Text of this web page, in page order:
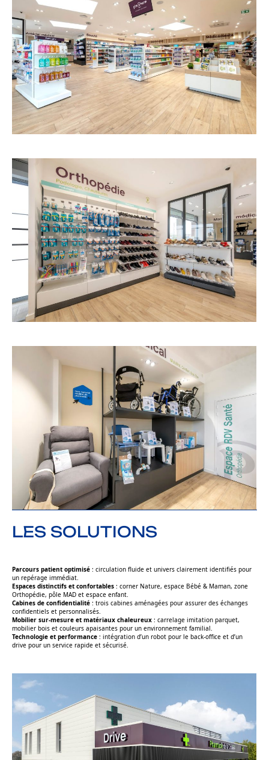
LES SOLUTIONS
Parcours patient optimisé : circulation fluide et univers clairement identifiés pour
un repérage immédiat.
Espaces distinctifs et confortables : corner Nature, espace Bébé & Maman, zone
Orthopédie, pôle MAD et espace enfant.
Cabines de confidentialité : trois cabines aménagées pour assurer des échanges
confidentiels et personnalisés.
Mobilier sur-mesure et matériaux chaleureux : carrelage imitation parquet,
mobilier bois et couleurs apaisantes pour un environnement familial.
Technologie et performance : intégration d’un robot pour le back-office et d’un
drive pour un service rapide et sécurisé.